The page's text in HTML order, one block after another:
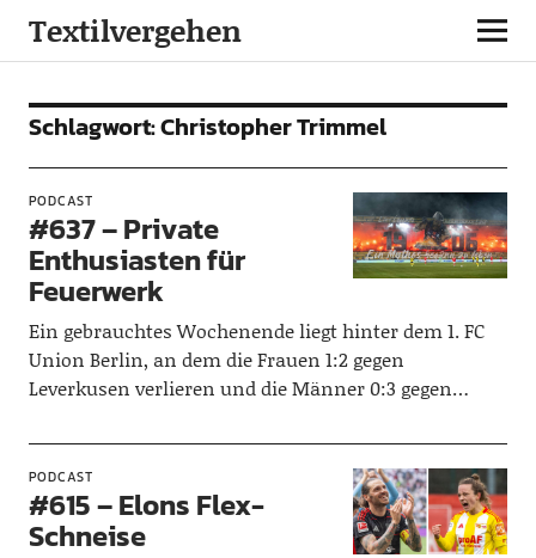
Textilvergehen
Schlagwort:Christopher Trimmel
PODCAST
#637 – Private
Enthusiasten für
Feuerwerk
Ein gebrauchtes Wochenende liegt hinter dem 1. FC
Union Berlin, an dem die Frauen 1:2 gegen
Leverkusen verlieren und die Männer 0:3 gegen…
PODCAST
#615 – Elons Flex-
Schneise